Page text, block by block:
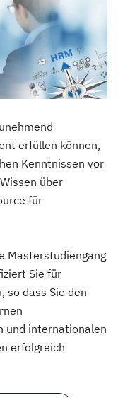
erfüllen können,
Kenntnissen vor
über
für
Masterstudiengang
Sie für
so dass Sie den
und internationalen
erfolgreich